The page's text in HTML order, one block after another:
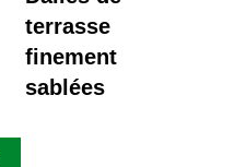
terrasse
finement
sablées